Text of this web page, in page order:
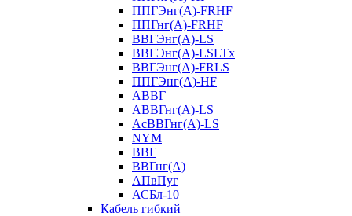
ППГЭнг(А)-FRHF
ППГнг(А)-FRHF
ВВГЭнг(А)-LS
ВВГЭнг(А)-LSLTx
ВВГЭнг(А)-FRLS
ППГЭнг(А)-HF
АВВГ
АВВГнг(А)-LS
АсВВГнг(А)-LS
NYM
ВВГ
ВВГнг(А)
АПвПуг
АСБл-10
Кабель гибкий